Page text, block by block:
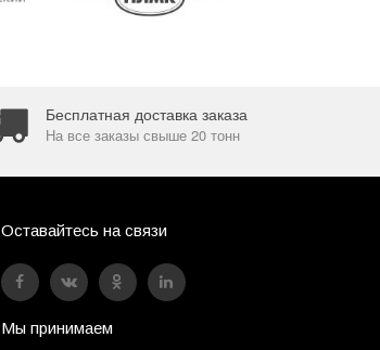
Бесплатная доставка заказа
На все заказы свыше 20 тонн
Оставайтесь на связи
Мы принимаем